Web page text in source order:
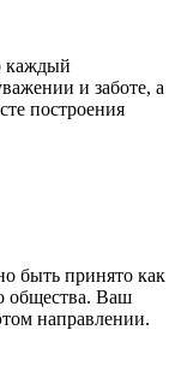
каждый
и заботе, а
построения
быть принято как
общества. Ваш
направлении.